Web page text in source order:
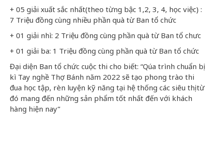
+ 05 giải xuất sắc nhất(theo từng bậc 1,2, 3, 4, học việc) :
7 Triệu đồng cùng nhiều phần quà từ Ban tổ chức
+ 01 giải nhì: 2 Triệu đồng cùng phần quà từ Ban tổ chưc
+ 01 giải ba: 1 Triệu đồng cùng phần quà từ Ban tổ chức
Đại diện Ban tổ chức cuộc thi cho biết: “Qúa trình chuẩn bị
kì Tay nghề Thợ Bánh năm 2022 sẽ tạo phong trào thi
đua học tập, rèn luyện kỹ năng tại hệ thống các siêu thị từ
đó mang đến những sản phẩm tốt nhất đến với khách
hàng hiện nay”